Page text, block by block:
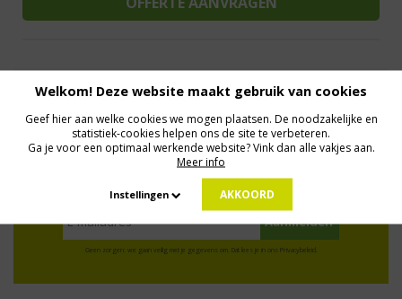
Al 15 jaar de meest orginele Giveaways Direct Contact
We know logistics Op maat gemaakt Meer dan 500.000 artikelen
MELD JE AAN VOOR ONZE NIEUWSBRIEF
Profiteer van deals en een dosis inspiratie!
Geen zorgen: we gaan veilig met je gegevens om. Dat lees je in ons Privacybeleid.
Welkom! Deze website maakt gebruik van cookies
Geef hier aan welke cookies we mogen plaatsen. De noodzakelijke en
statistiek-cookies helpen ons de site te verbeteren.
Ga je voor een optimaal werkende website? Vink dan alle vakjes aan.
Meer info
Instellingen AKKOORD